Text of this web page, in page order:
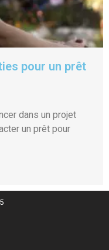
pour un prêt
dans un projet
un prêt pour